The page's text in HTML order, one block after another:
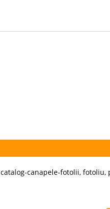
catalog-canapele-fotolii, fotoliu,